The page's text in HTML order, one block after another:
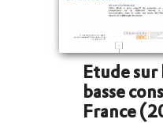
Etude
basse
France